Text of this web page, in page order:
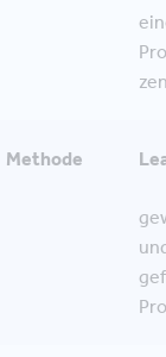
Methode